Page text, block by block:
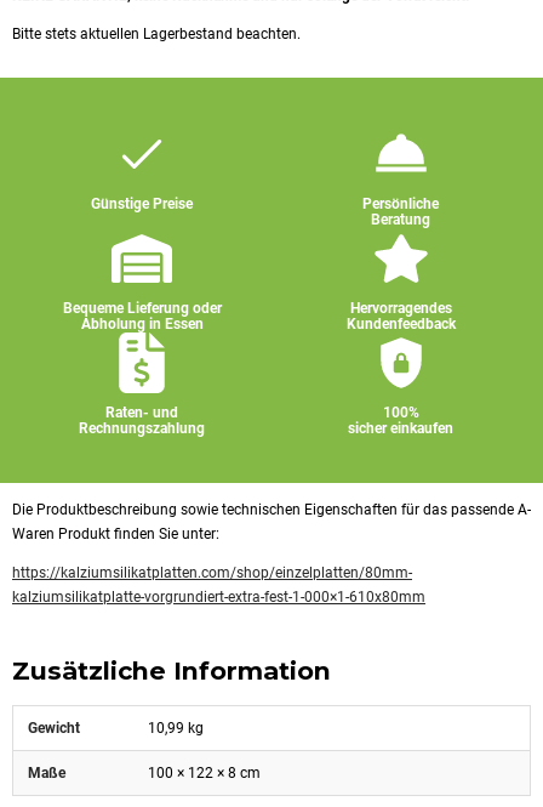
Bitte stets aktuellen Lagerbestand beachten.
Günstige Preise
Persönliche
Beratung
Bequeme Lieferung oder
Abholung in Essen
Hervorragendes
Kundenfeedback
Raten- und
Rechnungszahlung
100%
sicher einkaufen
Die Produktbeschreibung sowie technischen Eigenschaften für das passende A-
Waren Produkt finden Sie unter:
https://kalziumsilikatplatten.com/shop/einzelplatten/80mm-
kalziumsilikatplatte-vorgrundiert-extra-fest-1-000×1-610x80mm
Zusätzliche Information
Gewicht 10,99 kg
Maße 100 × 122 × 8 cm